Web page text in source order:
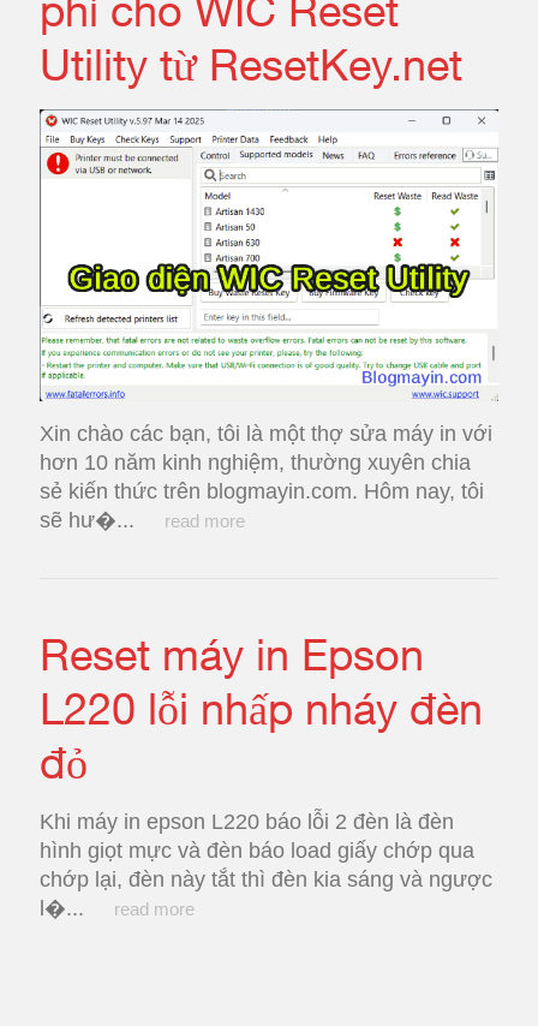
Utility từ ResetKey.net
Xin chào các bạn, tôi là một thợ sửa máy in với
hơn 10 năm kinh nghiệm, thường xuyên chia
sẻ kiến thức trên blogmayin.com. Hôm nay, tôi
sẽ hư�...
read more
Reset máy in Epson
L220 lỗi nhấp nháy đèn
đỏ
Khi máy in epson L220 báo lỗi 2 đèn là đèn
hình giọt mực và đèn báo load giấy chớp qua
chớp lại, đèn này tắt thì đèn kia sáng và ngược
l�...
read more